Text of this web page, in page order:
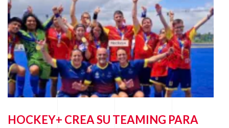
HOCKEY+ CREA SU TEAMING PARA